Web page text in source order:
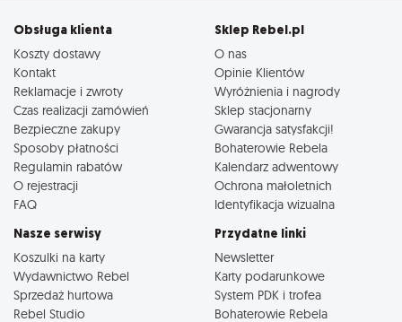
Obsługa klienta
Koszty dostawy
Kontakt
Reklamacje i zwroty
Czas realizacji zamówień
Bezpieczne zakupy
Sposoby płatności
Regulamin rabatów
O rejestracji
FAQ
Sklep Rebel.pl
O nas
Opinie Klientów
Wyróżnienia i nagrody
Sklep stacjonarny
Gwarancja satysfakcji!
Bohaterowie Rebela
Kalendarz adwentowy
Ochrona małoletnich
Identyfikacja wizualna
Nasze serwisy
Koszulki na karty
Wydawnictwo Rebel
Sprzedaż hurtowa
Rebel Studio
Przydatne linki
Newsletter
Karty podarunkowe
System PDK i trofea
Bohaterowie Rebela